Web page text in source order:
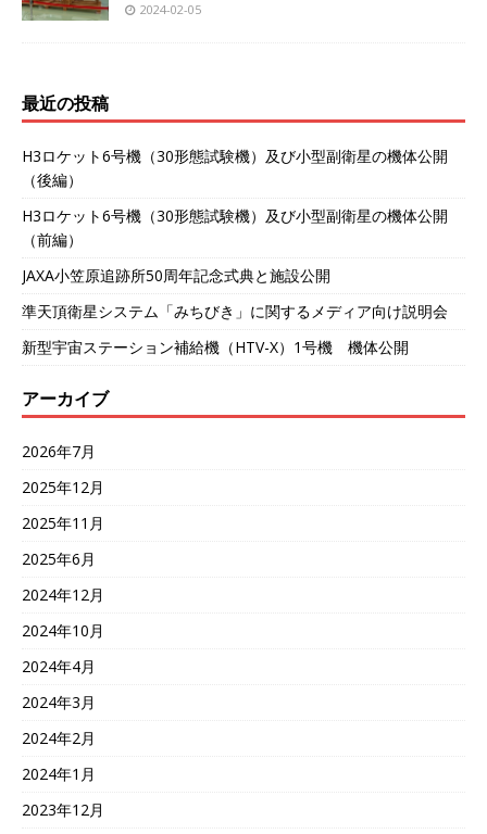
2024-02-05
最近の投稿
H3ロケット6号機（30形態試験機）及び小型副衛星の機体公開
（後編）
H3ロケット6号機（30形態試験機）及び小型副衛星の機体公開
（前編）
JAXA小笠原追跡所50周年記念式典と施設公開
準天頂衛星システム「みちびき」に関するメディア向け説明会
新型宇宙ステーション補給機（HTV-X）1号機 機体公開
アーカイブ
2026年7月
2025年12月
2025年11月
2025年6月
2024年12月
2024年10月
2024年4月
2024年3月
2024年2月
2024年1月
2023年12月